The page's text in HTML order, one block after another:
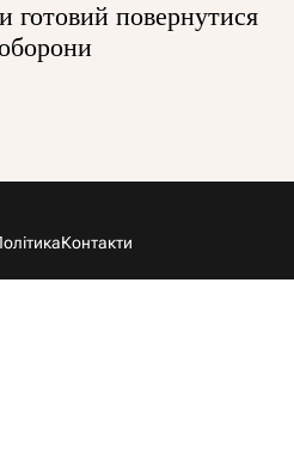
готовий повернутися
Контакти